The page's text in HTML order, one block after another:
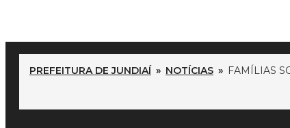
PREFEITURA DE JUNDIAÍ » NOTÍCIAS » FAMÍLIAS